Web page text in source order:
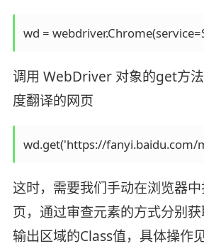
wd =
调用 WebDriver 对象的get方
度翻译的网页
wd.get('https://
这时，需要我们手动在浏览器
页，通过审查元素的方式分别
输出区域的Class值，具体操作